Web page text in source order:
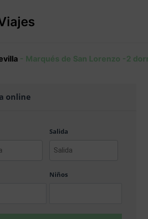
- Marqués de San Lorenzo -2
online
Salida
Niños